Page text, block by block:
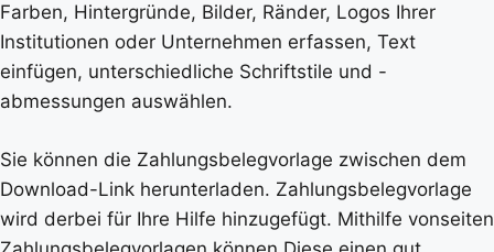
Farben, Hintergründe, Bilder, Ränder, Logos Ihrer
Institutionen oder Unternehmen erfassen, Text
einfügen, unterschiedliche Schriftstile und -
abmessungen auswählen.
Sie können die Zahlungsbelegvorlage zwischen dem
Download-Link herunterladen. Zahlungsbelegvorlage
wird derbei für Ihre Hilfe hinzugefügt. Mithilfe vonseiten